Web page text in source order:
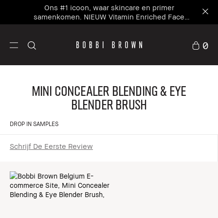
Ons #1 icoon, waar skincare en primer
samenkomen. NIEUW Vitamin Enriched Face
Base+
0
Mini Concealer Blending & Eye
Blender Brush
DROP IN SAMPLES
Schrijf De Eerste Review